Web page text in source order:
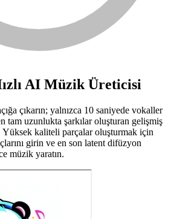
AI Müzik Üreticisi
çıkarın; yalnızca 10 saniyede vokaller
tam uzunlukta şarkılar oluşturan gelişmiş
kaliteli parçalar oluşturmak için
girin ve en son latent difüzyon
müzik yaratın.